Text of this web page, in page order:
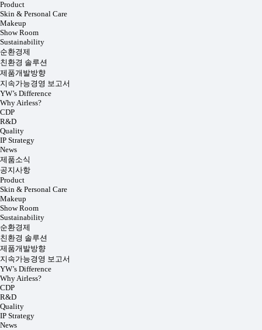
Product
Skin & Personal Care
Makeup
Show Room
Sustainability
순환경제
친환경 솔루션
제품개발방향
지속가능경영 보고서
YW’s Difference
Why Airless?
CDP
R&D
Quality
IP Strategy
News
제품소식
공지사항
Product
Skin & Personal Care
Makeup
Show Room
Sustainability
순환경제
친환경 솔루션
제품개발방향
지속가능경영 보고서
YW’s Difference
Why Airless?
CDP
R&D
Quality
IP Strategy
News